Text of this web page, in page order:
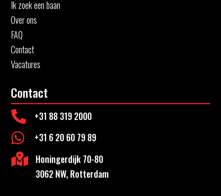
Ik zoek een baan
Over ons
FAQ
Contact
Vacatures
Contact
 +31 88 319 2000
 +31 6 20 60 79 89

Honingerdijk 70-80
3062 NW, Rotterdam